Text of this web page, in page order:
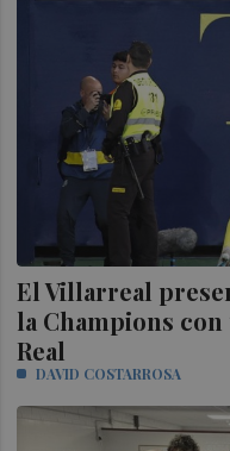
El Villarreal
la Champions
Real
DAVID COSTARROSA